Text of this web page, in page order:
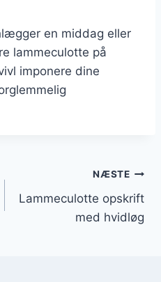
en middag eller
lammeculotte på
imponere dine
NÆSTE
Lammeculotte opskrift
med hvidløg